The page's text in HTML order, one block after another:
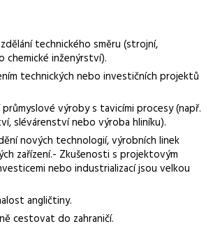
penzijní připojištění, příspěvek na
technického směru (strojní,
chemické inženýrství).
technických nebo investičních projektů
výroby s tavicími procesy (např.
slévárenství nebo výroba hliníku).
nových technologií, výrobních linek
zařízení.- Zkušenosti s projektovým
nebo industrializací jsou velkou
angličtiny.
cestovat do zahraničí.